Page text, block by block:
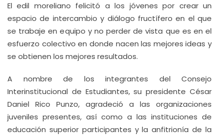
El edil moreliano felicitó a los jóvenes por crear un
espacio de intercambio y diálogo fructífero en el que
se trabaje en equipo y no perder de vista que es en el
esfuerzo colectivo en donde nacen las mejores ideas y
se obtienen los mejores resultados.
A nombre de los integrantes del Consejo
Interinstitucional de Estudiantes, su presidente César
Daniel Rico Punzo, agradeció a las organizaciones
juveniles presentes, así como a las instituciones de
educación superior participantes y la anfitrionía de la